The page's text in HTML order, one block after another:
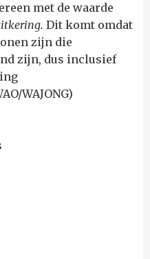
met de waarde
Dit komt omdat
zijn die
zijn, dus inclusief
WAJONG)